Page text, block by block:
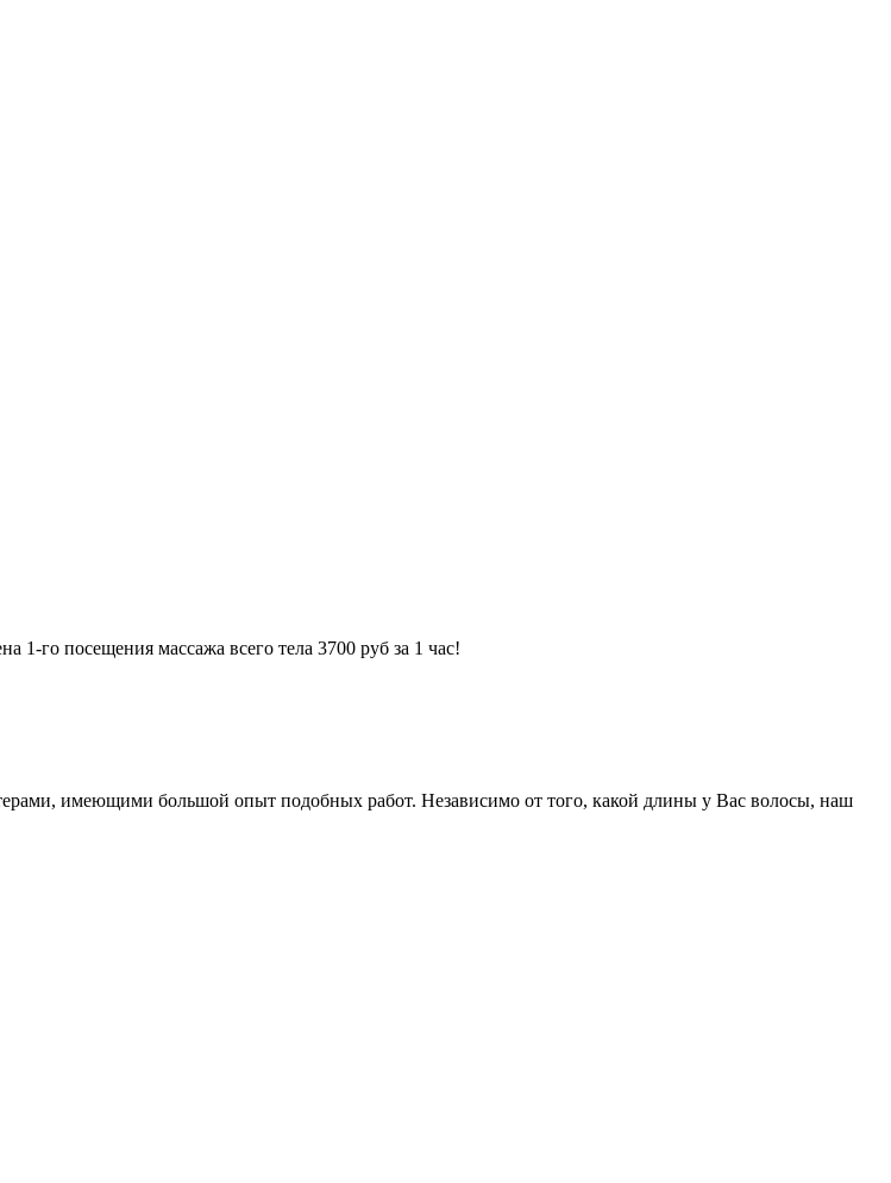
го посещения массажа всего тела 3700 руб за 1 час!
имеющими большой опыт подобных работ. Независимо от того, какой длины у Вас волосы, наш